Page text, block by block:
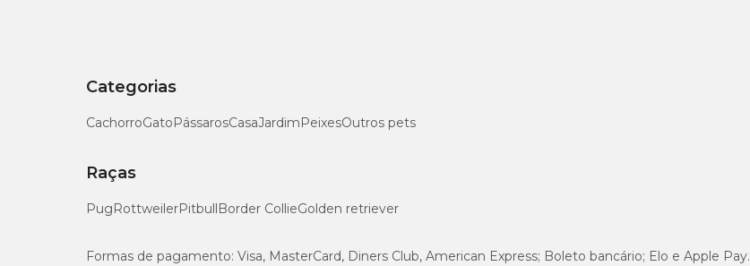
Categorias
CachorroGatoPássarosCasaJardimPeixesOutros pets
Raças
PugRottweilerPitbullBorder CollieGolden retriever
Formas de pagamento: Visa, MasterCard, Diners Club, American Express; Boleto bancário; Elo e Apple Pay.